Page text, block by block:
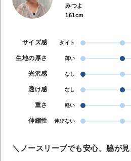
みつよ
161cm
サイズ感 タイト
生地の厚さ 薄い
光沢感 なし
透け感 なし
重さ 軽い
伸縮性 伸びない
＼ノースリーブでも安心。脇が